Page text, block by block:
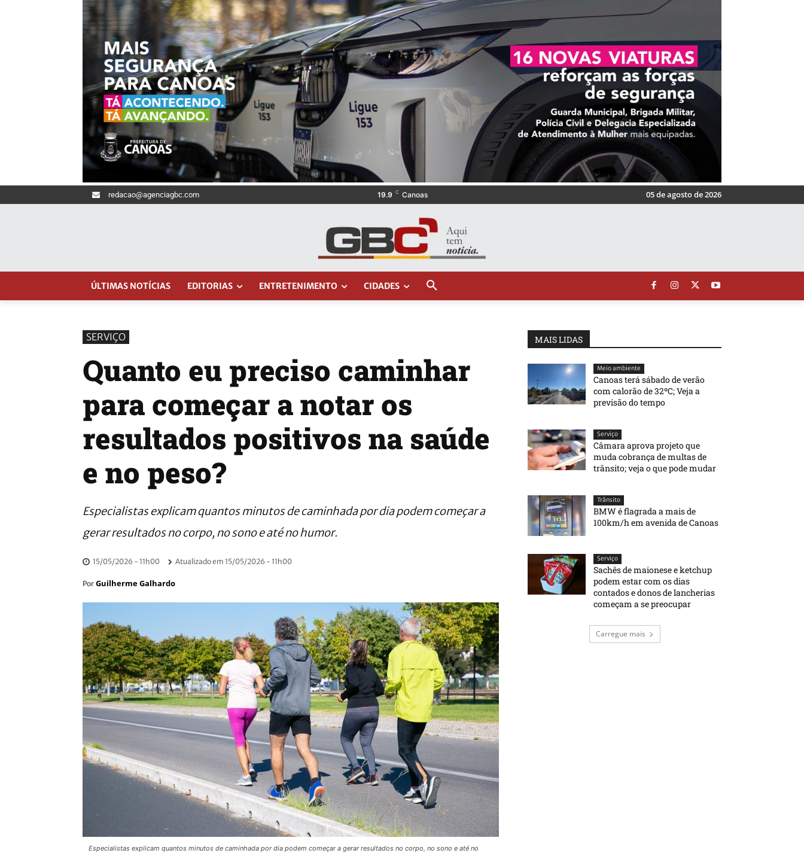
redacao@agenciagbc.com 19.9 C Canoas 05 de agosto de 2026
ÚLTIMAS NOTÍCIAS EDITORIAS ENTRETENIMENTO CIDADES
SERVIÇO
Quanto eu preciso caminhar
para começar a notar os
resultados positivos na saúde
e no peso?
Especialistas explicam quantos minutos de caminhada por dia podem começar a
gerar resultados no corpo, no sono e até no humor.
15/05/2026 - 11h00 Atualizado em 15/05/2026 - 11h00
Por Guilherme Galhardo
Especialistas explicam quantos minutos de caminhada por dia podem começar a gerar resultados no corpo, no sono e até no
MAIS LIDAS
Meio ambiente
Canoas terá sábado de verão
com calorão de 32ºC; Veja a
previsão do tempo
Serviço
Câmara aprova projeto que
muda cobrança de multas de
trânsito; veja o que pode mudar
Trânsito
BMW é flagrada a mais de
100km/h em avenida de Canoas
Serviço
Sachês de maionese e ketchup
podem estar com os dias
contados e donos de lancherias
começam a se preocupar
Carregue mais